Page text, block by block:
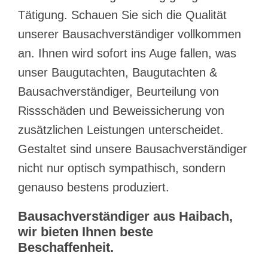
Tätigung. Schauen Sie sich die Qualität
unserer Bausachverständiger vollkommen
an. Ihnen wird sofort ins Auge fallen, was
unser Baugutachten, Baugutachten &
Bausachverständiger, Beurteilung von
Rissschäden und Beweissicherung von
zusätzlichen Leistungen unterscheidet.
Gestaltet sind unsere Bausachverständiger
nicht nur optisch sympathisch, sondern
genauso bestens produziert.
Bausachverständiger aus Haibach,
wir bieten Ihnen beste
Beschaffenheit.